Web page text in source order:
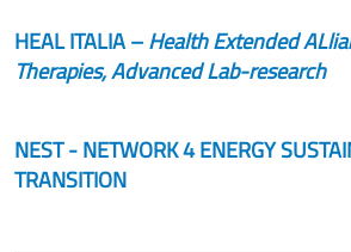
HEAL ITALIA –Health Extended
Therapies, Advanced Lab-research
NEST - NETWORK 4 ENERGY
TRANSITION